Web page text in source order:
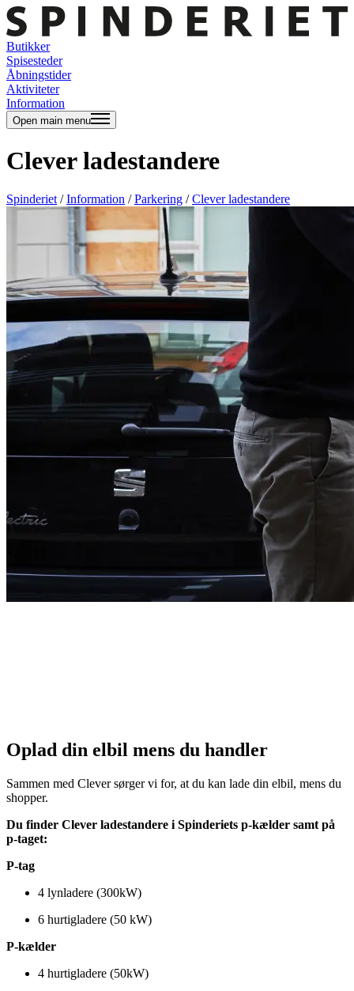
Butikker
Spisesteder
Åbningstider
Aktiviteter
Information
Open main menu
Clever ladestandere
Spinderiet /Information /Parkering /Clever ladestandere
Oplad din elbil mens du handler
Sammen med Clever sørger vi for, at du kan lade din elbil, mens du
shopper.
Du finder Clever ladestandere i Spinderiets p-kælder samt på
p-taget:
P-tag
4 lynladere (300kW)
6 hurtigladere (50 kW)
P-kælder
4 hurtigladere (50kW)